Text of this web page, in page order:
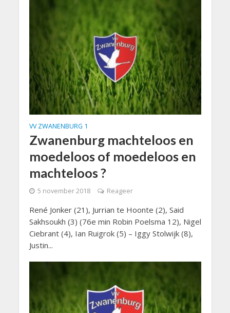
VV ZWANENBURG 1
Zwanenburg machteloos en
moedeloos of moedeloos en
machteloos ?
5 november 2018 Reageer
René Jonker (21), Jurrian te Hoonte (2), Said
Sakhsoukh (3) (76e min Robin Poelsma 12), Nigel
Ciebrant (4), Ian Ruigrok (5) – Iggy Stolwijk (8),
Justin...